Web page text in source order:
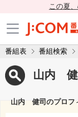
この夏
番組表 番組検索
山内 健
山内 健司のプロフ